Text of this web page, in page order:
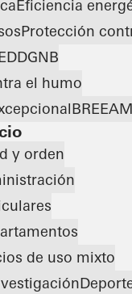
Eficiencia
Protección
DGNB
el humo
BREEAM
y orden
de uso mixto